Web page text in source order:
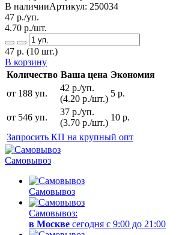
В наличииАртикул: 250034
47 р./уп.
4.70 р./шт.
47 р. (10 шт.)
В корзину
Количество Ваша цена Экономия
от 188 уп.
42 р./уп.
(4.20 р./шт.)
5 р.
от 546 уп.
37 р./уп.
(3.70 р./шт.)
10 р.
Запросить КП на крупный опт
Самовывоз
Самовывоз
Самовывоз:
в Москве сегодня с 9:00 до 21:00